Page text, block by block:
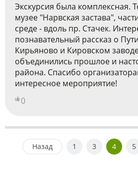
Экскурсия была комплексная.
музее "Нарвская застава",
среде - вдоль пр. Стачек.
познавательный рассказ о
Кирьяново и Кировском
объединились прошлое и
района. Спасибо
интересное мероприятие!
0
Назад 1 3 4 5